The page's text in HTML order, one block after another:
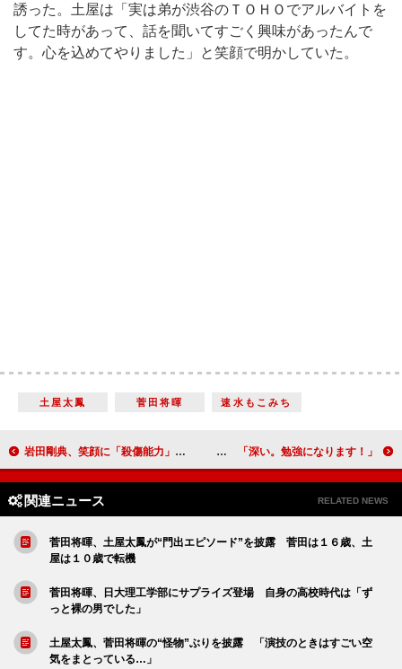
誘った。土屋は「実は弟が渋谷のＴＯＨＯでアルバイトを
してた時があって、話を聞いてすごく興味があったんで
す。心を込めてやりました」と笑顔で明かしていた。
土屋太鳳 菅田将暉 速水もこみち
岩田剛典、笑顔に「殺傷能力」あり…？ 水中撮影では「溺れかけるような経験も」 桜井日奈子、中山美穂からの恋愛アドバイスに納得 「深い。勉強になります！」
関連ニュース RELATED NEWS
菅田将暉、土屋太鳳が“門出エピソード”を披露 菅田は１６歳、土
屋は１０歳で転機
菅田将暉、日大理工学部にサプライズ登場 自身の高校時代は「ず
っと裸の男でした」
土屋太鳳、菅田将暉の“怪物”ぶりを披露 「演技のときはすごい空
気をまとっている…」